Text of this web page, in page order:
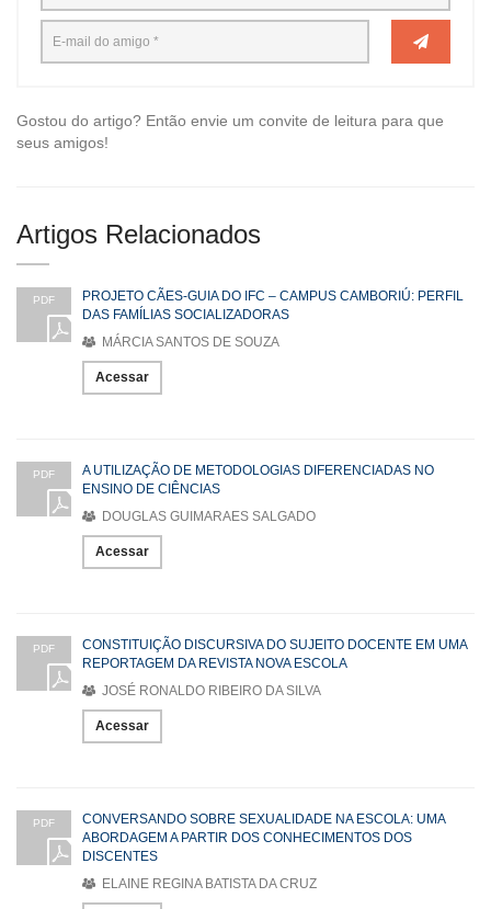
Gostou do artigo? Então envie um convite de leitura para que
seus amigos!
Artigos Relacionados
PDF
PROJETO CÃES-GUIA DO IFC – CAMPUS CAMBORIÚ: PERFIL
DAS FAMÍLIAS SOCIALIZADORAS
MÁRCIA SANTOS DE SOUZA
Acessar
PDF
A UTILIZAÇÃO DE METODOLOGIAS DIFERENCIADAS NO
ENSINO DE CIÊNCIAS
DOUGLAS GUIMARAES SALGADO
Acessar
PDF
CONSTITUIÇÃO DISCURSIVA DO SUJEITO DOCENTE EM UMA
REPORTAGEM DA REVISTA NOVA ESCOLA
JOSÉ RONALDO RIBEIRO DA SILVA
Acessar
PDF
CONVERSANDO SOBRE SEXUALIDADE NA ESCOLA: UMA
ABORDAGEM A PARTIR DOS CONHECIMENTOS DOS
DISCENTES
ELAINE REGINA BATISTA DA CRUZ